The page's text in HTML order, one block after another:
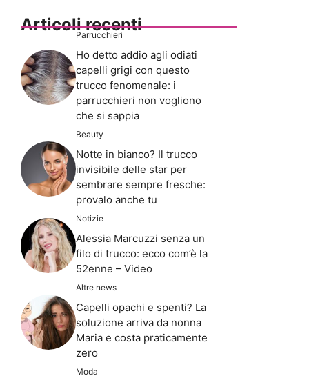
Articoli recenti
Parrucchieri
Ho detto addio agli odiati
capelli grigi con questo
trucco fenomenale: i
parrucchieri non vogliono
che si sappia
Beauty
Notte in bianco? Il trucco
invisibile delle star per
sembrare sempre fresche:
provalo anche tu
Notizie
Alessia Marcuzzi senza un
filo di trucco: ecco com’è la
52enne – Video
Altre news
Capelli opachi e spenti? La
soluzione arriva da nonna
Maria e costa praticamente
zero
Moda